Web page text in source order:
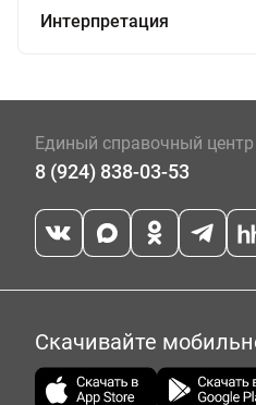
Интерпретация
Единый справочный центр
8 (924) 838-03-53
Скачивайте